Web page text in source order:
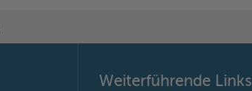
Weiterführende Links